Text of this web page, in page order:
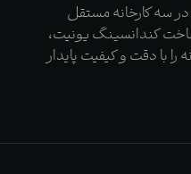
سه کارخانه مستقل
کندانسینگ یونیت،
را با دقت و کیفیت پایدار